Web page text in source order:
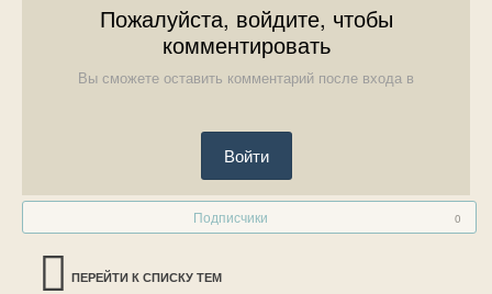
Пожалуйста, войдите, чтобы
комментировать
Вы сможете оставить комментарий после входа в
Войти
Подписчики 0
ПЕРЕЙТИ К СПИСКУ ТЕМ